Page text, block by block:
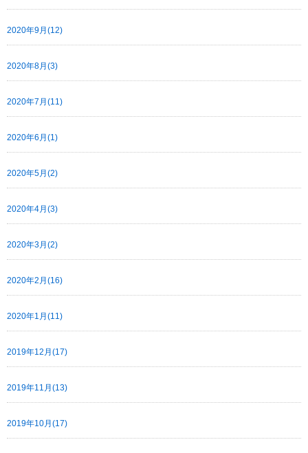
2020年9月(12)
2020年8月(3)
2020年7月(11)
2020年6月(1)
2020年5月(2)
2020年4月(3)
2020年3月(2)
2020年2月(16)
2020年1月(11)
2019年12月(17)
2019年11月(13)
2019年10月(17)